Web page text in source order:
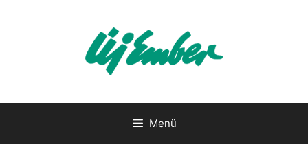
Menü